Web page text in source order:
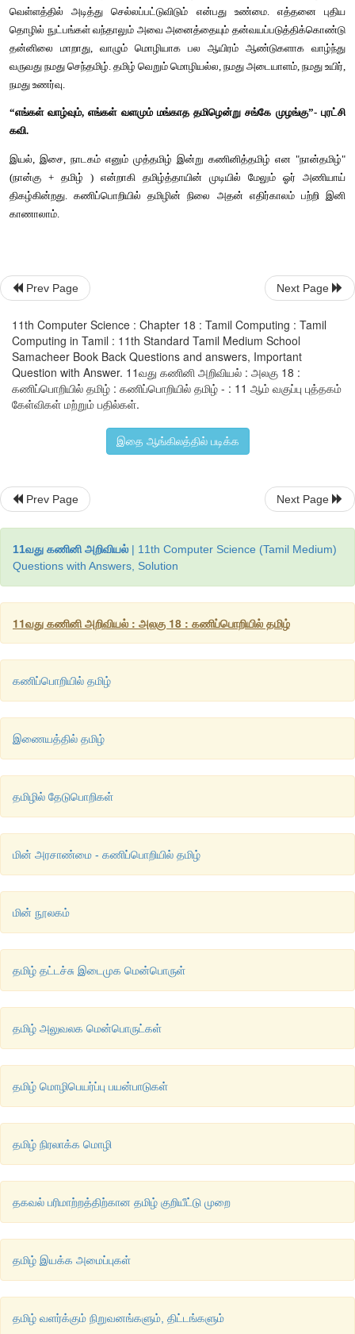
- மகாகவி பாரதி
இருபதாம் நூற்றாண்டின் இணையற்ற மனித
தொடக்க காலத்தில் கணக்கிடும் கருவியாக தொடங்கிய
வளர்ச்சி இன்று கணிப்பொறி இல்லாமல் மனித வாழ்வு இல்லை
தனது அசுர வளர்ச்சியால் மனிதர்களின் அத்தியாவசிய பொருளாக
மாறிவரும் தொழில்நுட்பங்களுக்கு
தகவமைத்துக்கொள்ளும் ஆற்றல் எந்த மொழிக்கு இல்லையோ
வெள்ளத்தில் அடித்து செல்லப்பட்டுவிடும் என்பது உண்மை.
வருவது நமது செந்தமிழ். தமிழ் வெறும் மொழியல்ல, நமது
நமது உணர்வு.
“எங்கள் வாழ்வும், எங்கள் வளமும் மங்காத தமிழென்று சங்கே
கவி.
இயல், இசை, நாடகம் எனும் முத்தமிழ் இன்று கணினித்தமிழ்
திகழ்கின்றது. கணிப்பொறியில் தமிழின் நிலை அதன்
Prev Page Next Page
11th Computer Science : Chapter 18 : Tamil Computing : Tamil
Computing in Tamil : 11th Standard Tamil Medium School
Samacheer Book Back Questions and answers, Important
Question with Answer. 11வது கணினி அறிவியல் : அலகு 18 :
கணிப்பொறியில் தமிழ் : கணிப்பொறியில் தமிழ் - : 11 ஆம் வகுப்பு புத்தகம்
கேள்விகள் மற்றும் பதில்கள்.
இதை ஆங்கிலத்தில் படிக்க
Prev Page Next Page
11வது கணினி அறிவியல் | 11th Computer Science (Tamil Medium)
Questions with Answers, Solution
11வது கணினி அறிவியல் : அலகு 18 : கணிப்பொறியில் தமிழ்
கணிப்பொறியில் தமிழ்
இணையத்தில் தமிழ்
தமிழில் தேடுபொறிகள்
மின் அரசாண்மை - கணிப்பொறியில் தமிழ்
மின் நூலகம்
தமிழ் தட்டச்சு இடைமுக மென்பொருள்
தமிழ் அலுவலக மென்பொருட்கள்
தமிழ் மொழிபெயர்ப்பு பயன்பாடுகள்
தமிழ் நிரலாக்க மொழி
தகவல் பரிமாற்றத்திற்கான தமிழ் குறியீட்டு முறை
தமிழ் இயக்க அமைப்புகள்
தமிழ் வளர்க்கும் நிறுவனங்களும், திட்டங்களும்